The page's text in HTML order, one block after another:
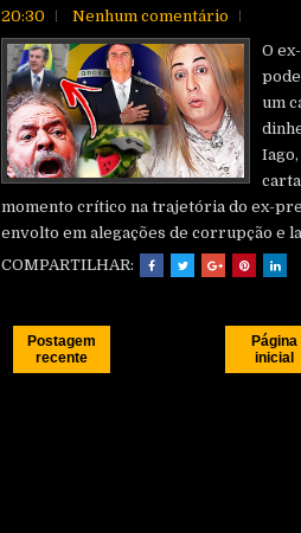
20:30
Nenhum comentário
O
um
momento crítico na trajetória do ex-
envolto em alegações de corrupção e
COMPARTILHAR:
Postagem
recente
Página
inicial